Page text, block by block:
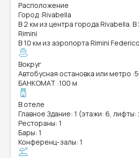
Расположение
Город :Rivabella
В 2 км из центра города Rivabella.
Rimini
В 10 км из аэропорта Rimini
Вокруг
Автобусная остановка или метро :
БАНКОМАТ :100 м
В отеле
Главное Здание: 1 (этажи: 6, лифты:
Рестораны: 1
Бары: 1
Конференц-залы: 1